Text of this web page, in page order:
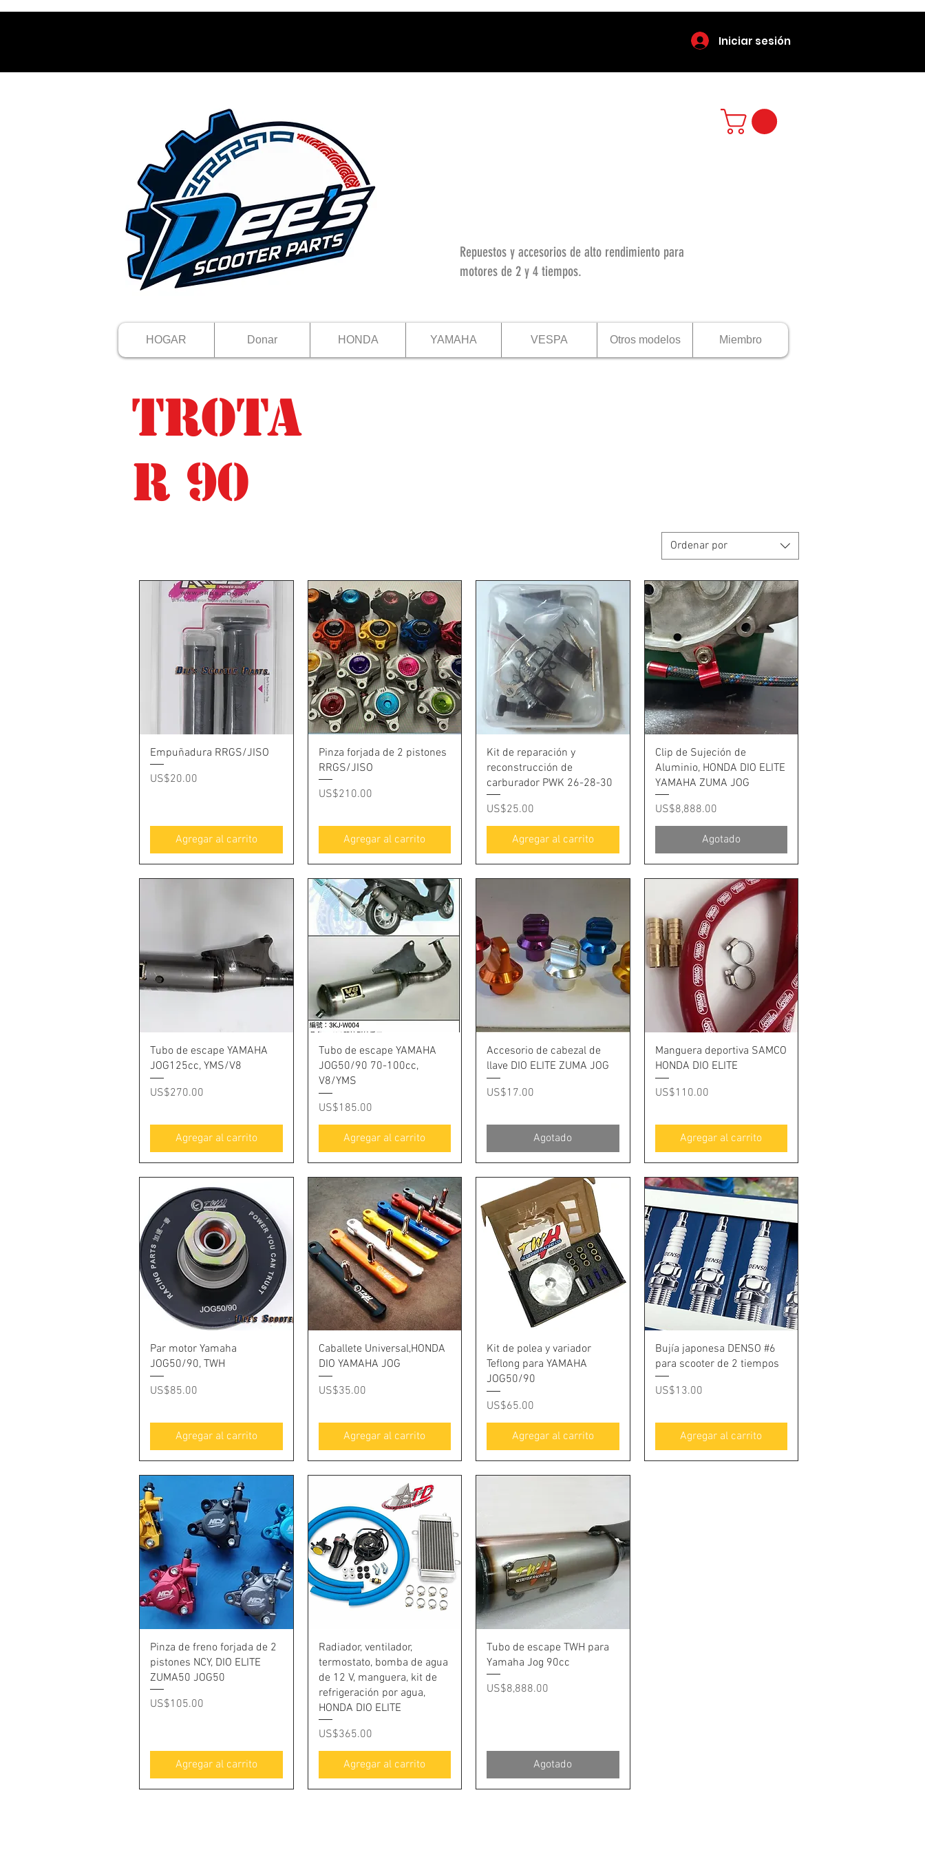
Iniciar sesión
Repuestos y accesorios de alto rendimiento para
motores de 2 y 4 tiempos.
HOGAR Donar HONDA YAMAHA VESPA Otros modelos Miembro
trota
r 90
Ordenar por
Vista rápida
Empuñadura RRGS/JISO
Precio
US$20.00
Agregar al carrito
Vista rápida
Pinza forjada de 2 pistones
RRGS/JISO
Precio
US$210.00
Agregar al carrito
Vista rápida
Kit de reparación y
reconstrucción de
carburador PWK 26-28-30
Precio
US$25.00
Agregar al carrito
Vista rápida
Clip de Sujeción de
Aluminio, HONDA DIO ELITE
YAMAHA ZUMA JOG
Precio
US$8,888.00
Agotado
Vista rápida
Tubo de escape YAMAHA
JOG125cc, YMS/V8
Precio
US$270.00
Agregar al carrito
Vista rápida
Tubo de escape YAMAHA
JOG50/90 70-100cc,
V8/YMS
Precio
US$185.00
Agregar al carrito
Vista rápida
Accesorio de cabezal de
llave DIO ELITE ZUMA JOG
Precio
US$17.00
Agotado
Vista rápida
Manguera deportiva SAMCO
HONDA DIO ELITE
Precio
US$110.00
Agregar al carrito
Vista rápida
Par motor Yamaha
JOG50/90, TWH
Precio
US$85.00
Agregar al carrito
Vista rápida
Caballete Universal,HONDA
DIO YAMAHA JOG
Precio
US$35.00
Agregar al carrito
Vista rápida
Kit de polea y variador
Teflong para YAMAHA
JOG50/90
Precio
US$65.00
Agregar al carrito
Vista rápida
Bujía japonesa DENSO #6
para scooter de 2 tiempos
Precio
US$13.00
Agregar al carrito
Vista rápida
Pinza de freno forjada de 2
pistones NCY, DIO ELITE
ZUMA50 JOG50
Precio
US$105.00
Agregar al carrito
Vista rápida
Radiador, ventilador,
termostato, bomba de agua
de 12 V, manguera, kit de
refrigeración por agua,
HONDA DIO ELITE
Precio
US$365.00
Agregar al carrito
Vista rápida
Tubo de escape TWH para
Yamaha Jog 90cc
Precio
US$8,888.00
Agotado